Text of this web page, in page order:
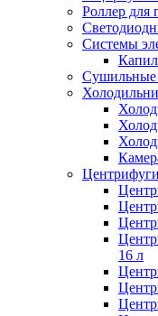
Роллер для
Системы
Центрифуги
16 л